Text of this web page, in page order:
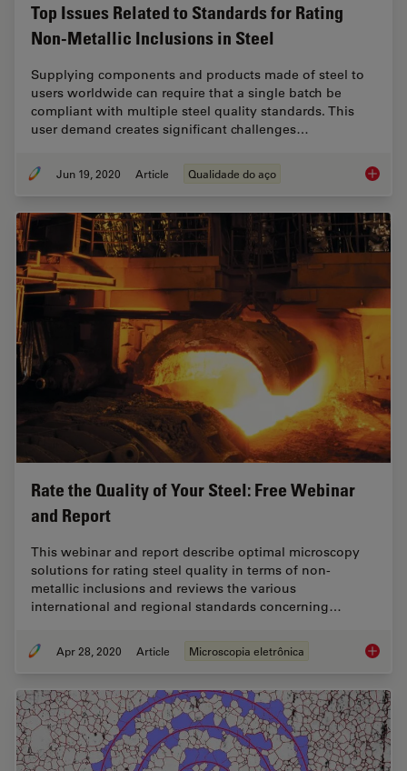
Top Issues Related to Standards for Rating
Non-Metallic Inclusions in Steel
Supplying components and products made of steel to
users worldwide can require that a single batch be
compliant with multiple steel quality standards. This
user demand creates significant challenges…
Jun 19, 2020 Article Qualidade do aço Top
Rate the Quality of Your Steel: Free Webinar
and Report
This webinar and report describe optimal microscopy
solutions for rating steel quality in terms of non-
metallic inclusions and reviews the various
international and regional standards concerning…
Apr 28, 2020 Article Microscopia eletrônica Rate